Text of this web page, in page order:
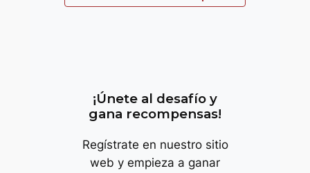
¡Únete al desafío y
gana recompensas!
Regístrate en nuestro sitio
web y empieza a ganar